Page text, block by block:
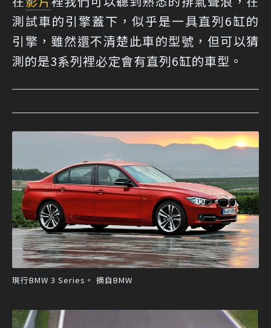
測試車的引擎蓋下，似乎是一具直列6缸的
引擎，雖然還不清楚此車的型號，但可以猜
測的是3系列裡必定會有直列6缸的車型。
現行BMW 3 Series。 摘自BMW